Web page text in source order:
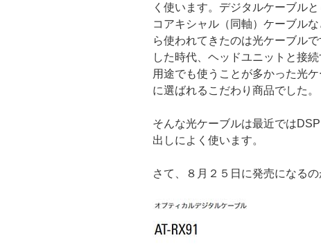
く使います。デジタルケーブル
コアキシャル（同軸）ケーブル
ら使われてきたのは光ケーブル
した時代、ヘッドユニットと接
用途でも使うことが多かった光
に選ばれるこだわり商品でした。
そんな光ケーブルは最近では
出しによく使います。
さて、８月２５日に発売になるの